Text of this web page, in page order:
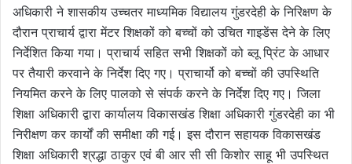
अधिकारी ने शासकीय उच्चतर माध्यमिक विद्यालय गुंडरदेही के निरिक्षण के
दौरान प्राचार्य द्वारा मेंटर शिक्षकों को बच्चों को उचित गाइडेंस देने के लिए
निर्देशित किया गया। प्राचार्य सहित सभी शिक्षकों को ब्लू प्रिंट के आधार
पर तैयारी करवाने के निर्देश दिए गए। प्राचार्यो को बच्चों की उपस्थिति
नियमित करने के लिए पालको से संपर्क करने के निर्देश दिए गए। जिला
शिक्षा अधिकारी द्वारा कार्यालय विकासखंड शिक्षा अधिकारी गुंडरदेही का भी
निरीक्षण कर कार्यों की समीक्षा की गई। इस दौरान सहायक विकासखंड
शिक्षा अधिकारी श्रद्धा ठाकुर एवं बी आर सी सी किशोर साहू भी उपस्थित